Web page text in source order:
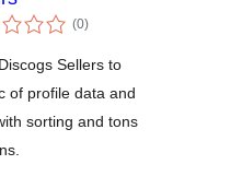
(0एकूण
मूल्यांकन
)
Sellers to
of profile data and
sorting and tons